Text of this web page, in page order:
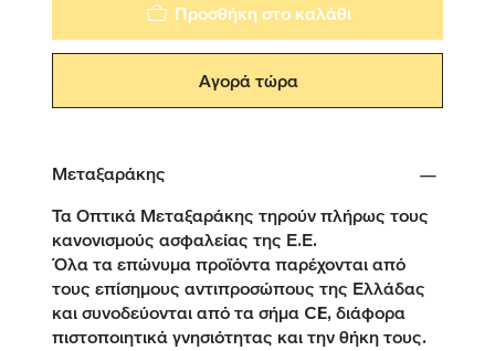
Προσθήκη στο καλάθι
Αγορά τώρα
Μεταξαράκης
Τα Οπτικά Μεταξαράκης τηρούν πλήρως τους
κανονισμούς ασφαλείας της Ε.Ε.
Όλα τα επώνυμα προϊόντα παρέχονται από
τους επίσημους αντιπροσώπους της Ελλάδας
και συνοδεύονται από τα σήμα CE, διάφορα
πιστοποιητικά γνησιότητας και την θήκη τους.